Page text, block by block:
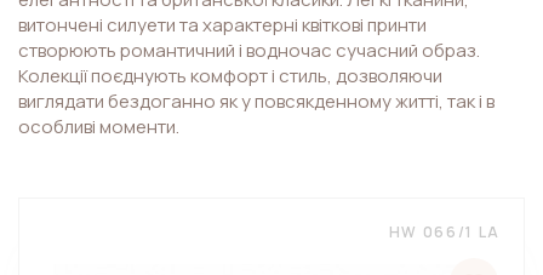
витончені силуети та характерні квіткові принти
створюють романтичний і водночас сучасний образ.
Колекції поєднують комфорт і стиль, дозволяючи
виглядати бездоганно як у повсякденному житті, так і в
особливі моменти.
HW 066/1 LA